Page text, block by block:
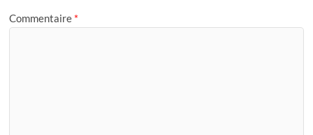
Commentaire *